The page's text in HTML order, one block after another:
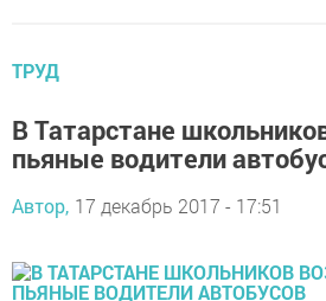
ТРУД
В Татарстане
пьяные водители
Автор, 17 декабрь 2017 - 17:51